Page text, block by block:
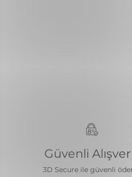
Güvenli
3D Secure ile güvenli